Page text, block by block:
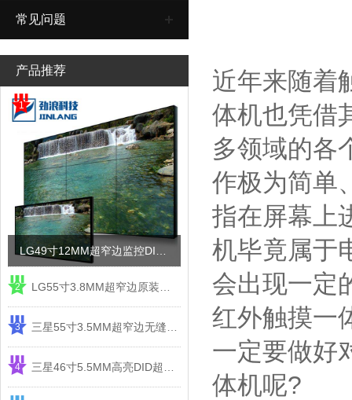
常见问题
产品推荐
1
2
3
4
近年来随着
体机也凭借
多领域的各
作极为简单
指在屏幕上
机毕竟属于
会出现一定
红外触摸一
一定要做好
体机呢?